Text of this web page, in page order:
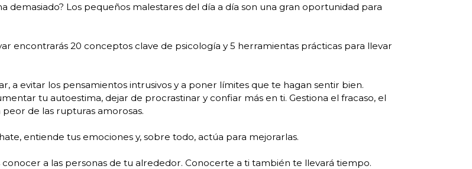
demasiado? Los pequeños malestares del día a día son una gran oportunidad para
encontrarás 20 conceptos clave de psicología y 5 herramientas prácticas para llevar
a evitar los pensamientos intrusivos y a poner límites que te hagan sentir bien.
tu autoestima, dejar de procrastinar y confiar más en ti. Gestiona el fracaso, el
de las rupturas amorosas.
entiende tus emociones y, sobre todo, actúa para mejorarlas.
conocer a las personas de tu alrededor. Conocerte a ti también te llevará tiempo.